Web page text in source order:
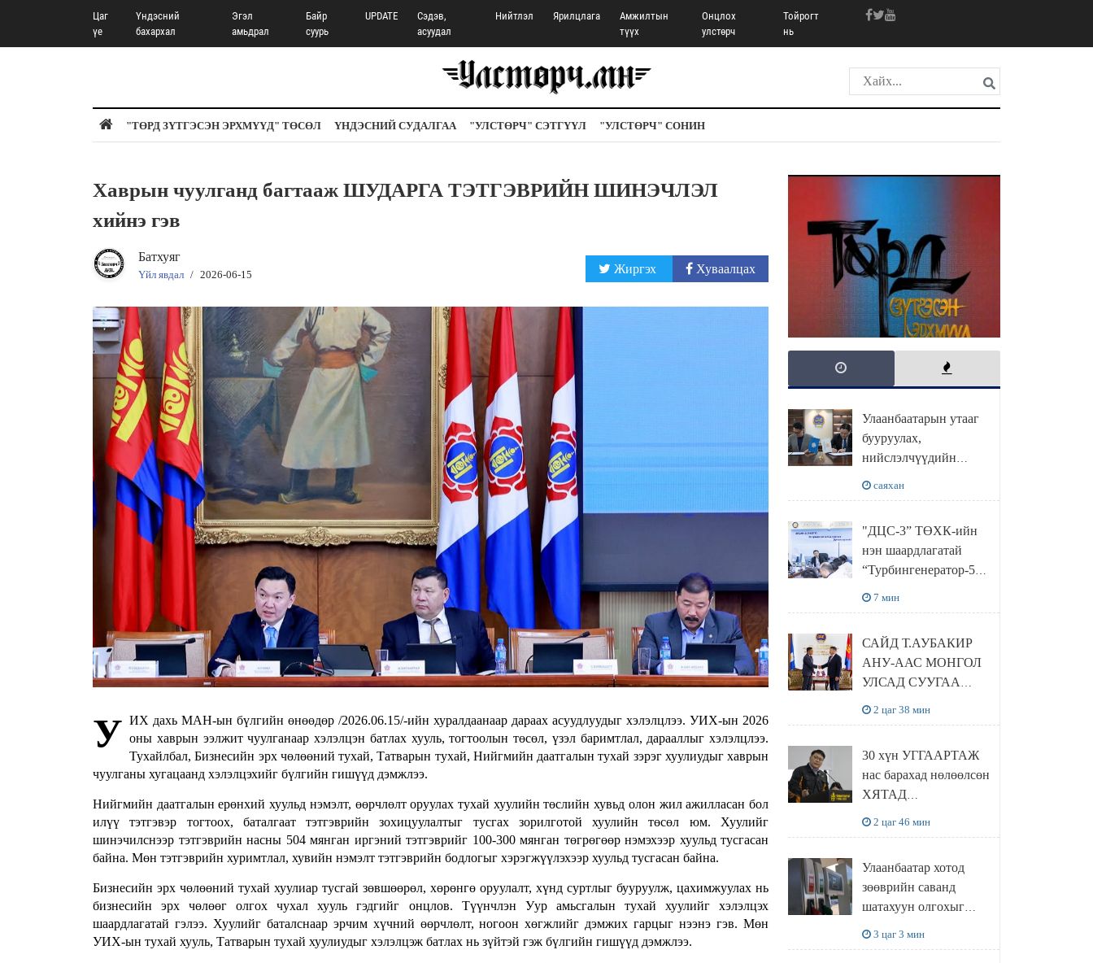
Цаг
үе
Үндэсний
бахархал
Эгэл
амьдрал
Байр
суурь
UPDATE
Сэдэв,
асуудал
Нийтлэл Ярилцлага
Амжилтын
түүх
Онцлох
улстөрч
Тойрогт
нь
"ТӨРД ЗҮТГЭСЭН ЭРХМҮҮД" ТӨСӨЛ ҮНДЭСНИЙ СУДАЛГАА "УЛСТӨРЧ" СЭТГҮҮЛ "УЛСТӨРЧ" СОНИН
Хаврын чуулганд багтааж ШУДАРГА ТЭТГЭВРИЙН ШИНЭЧЛЭЛ
хийнэ гэв
Батхуяг
Үйл явдал / 2026-06-15 Жиргэх Хуваалцах
У ИХ дахь МАН-ын бүлгийн өнөөдөр /2026.06.15/-ийн хуралдаанаар дараах асуудлуудыг хэлэлцлээ. УИХ-ын 2026
оны хаврын ээлжит чуулганаар хэлэлцэн батлах хууль, тогтоолын төсөл, үзэл баримтлал, дарааллыг хэлэлцлээ.
Тухайлбал, Бизнесийн эрх чөлөөний тухай, Татварын тухай, Нийгмийн даатгалын тухай зэрэг хуулиудыг хаврын
чуулганы хугацаанд хэлэлцэхийг бүлгийн гишүүд дэмжлээ.
Нийгмийн даатгалын ерөнхий хуульд нэмэлт, өөрчлөлт оруулах тухай хуулийн төслийн хувьд олон жил ажилласан бол
илүү тэтгэвэр тогтоох, баталгаат тэтгэврийн зохицуулалтыг тусгах зорилготой хуулийн төсөл юм. Хуулийг
шинэчилснээр тэтгэврийн насны 504 мянган иргэний тэтгэврийг 100-300 мянган төгрөгөөр нэмэхээр хуульд тусгасан
байна. Мөн тэтгэврийн хуримтлал, хувийн нэмэлт тэтгэврийн бодлогыг хэрэгжүүлэхээр хуульд тусгасан байна.
Бизнесийн эрх чөлөөний тухай хуулиар тусгай зөвшөөрөл, хөрөнгө оруулалт, хүнд суртлыг бууруулж, цахимжуулах нь
бизнесийн эрх чөлөөг олгох чухал хууль гэдгийг онцлов. Түүнчлэн Уур амьсгалын тухай хуулийг хэлэлцэх
шаардлагатай гэлээ. Хуулийг баталснаар эрчим хүчний өөрчлөлт, ногоон хөгжлийг дэмжих гарцыг нээнэ гэв. Мөн
УИХ-ын тухай хууль, Татварын тухай хуулиудыг хэлэлцэж батлах нь зүйтэй гэж бүлгийн гишүүд дэмжлээ.
Улаанбаатарын утааг
бууруулах,
нийслэлчүүдийн
баялгийн сан нэгдэл”
ХХК-тай хамтран
хэрэгжүүлнэ
саяхан
"ДЦС-3” ТӨХК-ийн
нэн шаардлагатай
“Турбингенератор-5”-
7 мин
САЙД Т.АУБАКИР
АНУ-ААС МОНГОЛ
УЛСАД СУУГАА
ХҮЛЭЭН АВЧ
УУЛЗЛАА
2 цаг 38 мин
30 хүн УГГААРТАЖ
нас барахад нөлөөлсөн
ХЯТАД
худалдаж авахаар
болжээ
2 цаг 46 мин
Улаанбаатар хотод
зөөврийн саванд
шатахуун олгохыг
3 цаг 3 мин